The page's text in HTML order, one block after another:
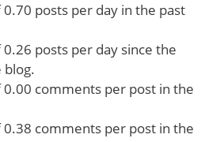
posts per day in the past
posts per day since the
blog.
0.00 comments per post in the
0.38 comments per post in the